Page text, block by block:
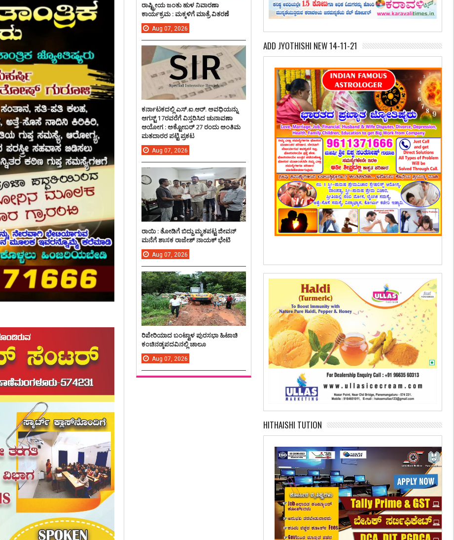
ADD JYOTHISHI NEW 14-11-21
HITHAISHI TUTION
ರಾಷ್ಟ್ರೀಯ ಜಂತು ಹುಳ ನಿವಾರಣಾ
ಕಾರ್ಯಕ್ರಮ : ಮಕ್ಕಳಿಗೆ ಮಾತ್ರೆ ವಿತರಣೆ
Aug 07, 2026
ಕರ್ನಾಟಕದಲ್ಲಿ ಎಸ್.ಐ.ಆರ್. ಅವಧಿಯನ್ನು
ಆಗಸ್ಟ್ 17ರವರೆಗೆ ವಿಸ್ತರಿಸಿದ ಚುನಾವಣಾ
ಆಯೋಗ : ಅಕ್ಟೋಬರ್ 27 ರಂದು ಅಂತಿಮ
ಮತದಾರರ ಪಟ್ಟಿ ಪ್ರಕಟ
Aug 07, 2026
ರಾಯಿ : ತೋಡಿಗೆ ಬಿದ್ದು ಮೃತಪಟ್ಟ ಜೀವನ್
ಮನೆಗೆ ಶಾಸಕ ರಾಜೇಶ್ ನಾಯಕ್ ಭೇಟಿ
Aug 07, 2026
ರಿಪೇರಿಯಾದ ಬಂಟ್ವಾಳ ಪುರಸಭಾ ಹಿಟಾಚಿ
ಕಂಚಿನಡ್ಕಪದವಿನಲ್ಲಿ ಚಾಲೂ
Aug 07, 2026